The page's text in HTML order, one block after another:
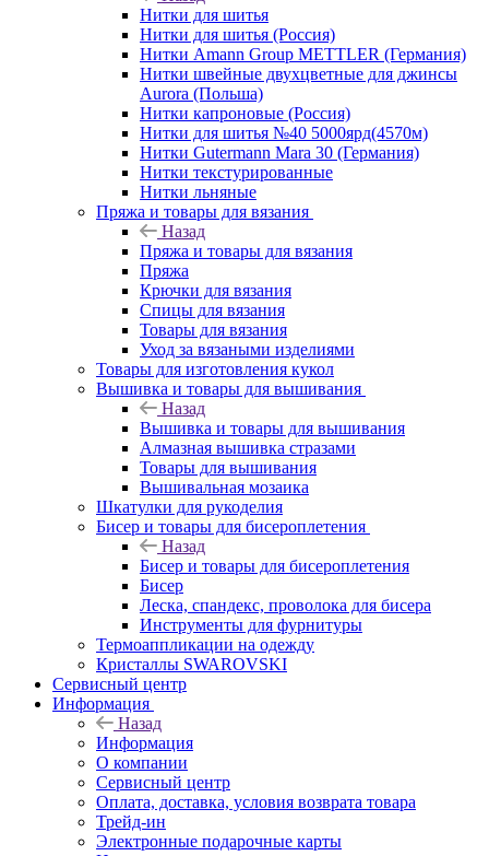
Нитки для шитья
Нитки для шитья (Россия)
Нитки Amann Group METTLER (Германия)
Нитки швейные двухцветные для джинсы
Aurora (Польша)
Нитки капроновые (Россия)
Нитки для шитья №40 5000ярд(4570м)
Нитки Gutermann Mara 30 (Германия)
Нитки текстурированные
Нитки льняные
Пряжа и товары для вязания
Назад
Пряжа и товары для вязания
Пряжа
Крючки для вязания
Спицы для вязания
Товары для вязания
Уход за вязаными изделиями
Товары для изготовления кукол
Вышивка и товары для вышивания
Назад
Вышивка и товары для вышивания
Алмазная вышивка стразами
Товары для вышивания
Вышивальная мозаика
Шкатулки для рукоделия
Бисер и товары для бисероплетения
Назад
Бисер и товары для бисероплетения
Бисер
Леска, спандекс, проволока для бисера
Инструменты для фурнитуры
Термоаппликации на одежду
Кристаллы SWAROVSKI
Сервисный центр
Информация
Назад
Информация
О компании
Сервисный центр
Оплата, доставка, условия возврата товара
Трейд-ин
Электронные подарочные карты